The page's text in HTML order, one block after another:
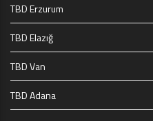
TBD Erzurum
TBD Elazığ
TBD Van
TBD Adana